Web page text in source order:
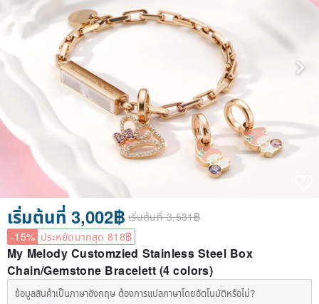
เริ่มต้นที่ 3,002฿ เริ่มต้นที่ 3,531฿
-15% ประหยัดมากสุด 818฿
My Melody Customzied Stainless Steel Box
Chain/Gemstone Bracelett (4 colors)
ข้อมูลสินค้าเป็นภาษาอังกฤษ ต้องการแปลภาษาโดยอัตโนมัติหรือไม่?